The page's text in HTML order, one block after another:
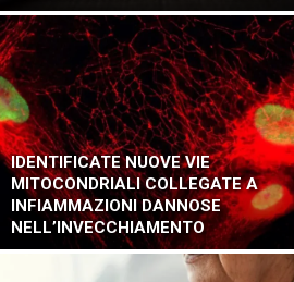
IDENTIFICATE NUOVE VIE
MITOCONDRIALI COLLEGATE A
INFIAMMAZIONI DANNOSE
NELL’INVECCHIAMENTO